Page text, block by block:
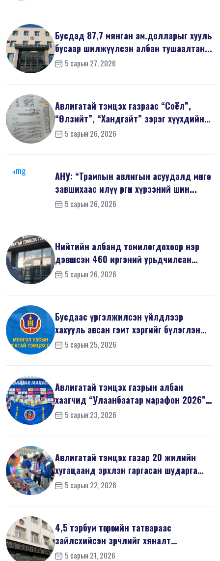
Бусдад 87,7 мянган ам.долларыг хууль
бусаар шилжүүлсэн албан тушаалтан...
5 сарын 27, 2026
Авлигатай тэмцэх газраас “Соёл”,
“Өлзийт”, “Хандгайт” зэрэг хүүхдийн
з...5 сарын 26, 2026
АНУ: “Трампын авлигын асуудалд мөнгө
завшихаас илүү өргөн хүрээний шин...
5 сарын 26, 2026
Нийтийн албанд томилогдохоор нэр
дэвшсэн 460 иргэний урьдчилсан
мэдүүл...
5 сарын 26, 2026
Бусдаас үргэлжилсэн үйлдлээр
хахууль авсан гэмт хэргийг бүлэглэн
үйлдс...
5 сарын 25, 2026
Авлигатай тэмцэх газрын албан
хаагчид “Улаанбаатар марафон 2026”-
д оро...
5 сарын 23, 2026
Авлигатай тэмцэх газар 20 жилийн
хугацаанд эрхлэн гаргасан шударга
ёсн...5 сарын 22, 2026
4,5 тэрбум төгрөгийн татвараас
зайлсхийсэн зөрчлийг хяналт
шалгалтаар ...
5 сарын 21, 2026